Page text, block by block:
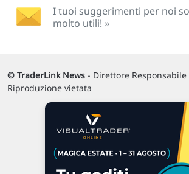
I tuoi suggerimenti per noi
molto utili! »
© TraderLink News - Direttore
Riproduzione vietata
Via Macanno, 38/A
P.IVA 02 452 460 401